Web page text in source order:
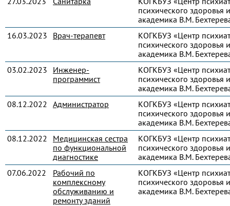
психического здоровья
академика В.М.
16.03.2023
Врач-терапевт
КОГКБУЗ «Центр
психического здоровья
академика В.М.
03.02.2023
Инженер-
программист
КОГКБУЗ «Центр
психического здоровья
академика В.М.
08.12.2022 Администратор
КОГКБУЗ «Центр
психического здоровья
академика В.М.
08.12.2022
Медицинская сестра
по функциональной
диагностике
КОГКБУЗ «Центр
психического здоровья
академика В.М.
07.06.2022
Рабочий по
комплексному
обслуживанию и
ремонту зданий
КОГКБУЗ «Центр
психического здоровья
академика В.М.